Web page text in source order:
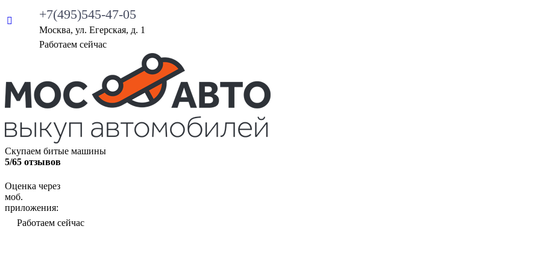
+7(495)545-47-05
Москва, ул. Егерская, д. 1
Работаем сейчас
Скупаем битые машины
5/65 отзывов
Оценка через
моб.
приложения:
Работаем сейчас